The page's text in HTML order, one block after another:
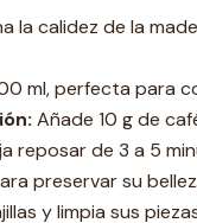
la calidez de la
ml, perfecta para
Añade 10 g de
reposar de 3 a 5
preservar su
y limpia sus